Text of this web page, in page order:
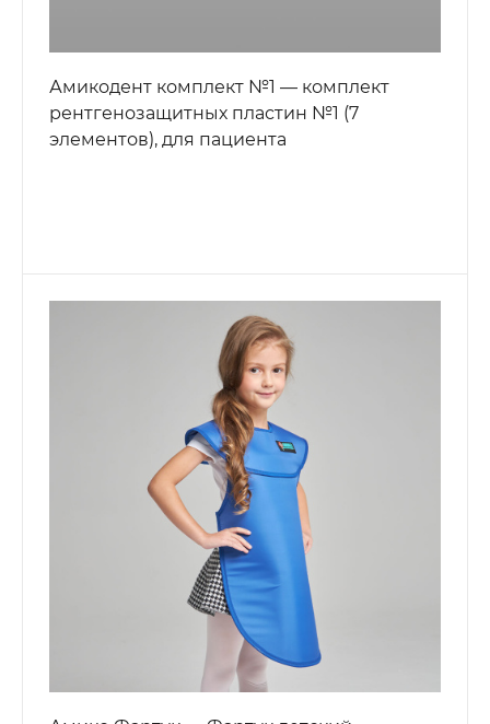
Амикодент комплект №1 — комплект
рентгенозащитных пластин №1 (7
элементов), для пациента